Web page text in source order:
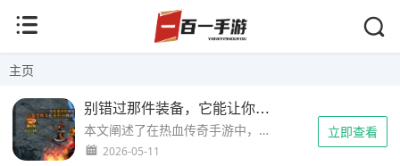
主页
别错过那件装备，它能让你的角色脱胎换骨
本文阐述了在热血传奇手游中，高级装备如何成为玩家突破瓶颈、实现跨越式发展的核心契机。通过真情实感的玩家故事和发布站常见的成长路径分析，带你理解“机会”的真正含义。...
2026-05-11
立即查看